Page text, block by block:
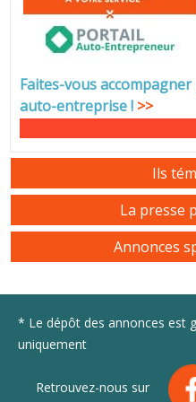
Faites-vous
auto-entreprise! >>
Ils
La presse
Annonces
* Le dépôt des annonces est
uniquement
Retrouvez-nous sur